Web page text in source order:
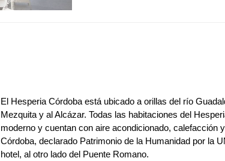
El Hesperia Córdoba está ubicado a orillas del río
Mezquita y al Alcázar. Todas las habitaciones del
moderno y cuentan con aire acondicionado, calefacción
Córdoba, declarado Patrimonio de la Humanidad por la
hotel, al otro lado del Puente Romano.